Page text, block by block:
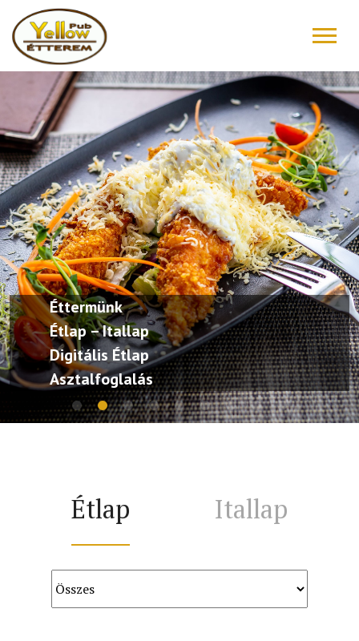
FŐOLDAL
ÉTLAP – ITALLAP
KONYHAFŐNÖK AJÁNLATA
RÓLUNK ÍRTÁK
“DRIVE IN”
GALÉRIA
KAPCSOLAT
Éttermünk
Étlap – Itallap
Digitális Étlap
Asztalfoglalás
Étlap Itallap